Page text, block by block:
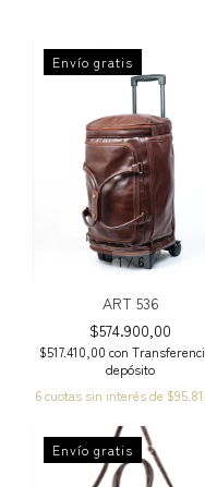
1/6
Envío gratis
ART 536
$574.900,00
$517.410,00 con
depósito
6 cuotas sin interés de
Envío gratis